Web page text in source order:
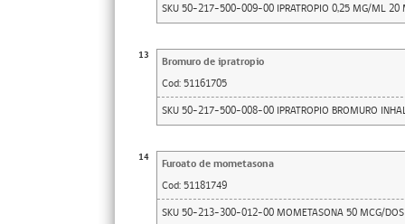
SKU 50-217-500-009-00 IPRATROPIO 0,25 MG/ML 20
13
Bromuro de ipratropio
Cod: 51161705
SKU 50-217-500-008-00 IPRATROPIO BROMURO
14
Furoato de mometasona
Cod: 51181749
SKU 50-213-300-012-00 MOMETASONA 50 MCG/